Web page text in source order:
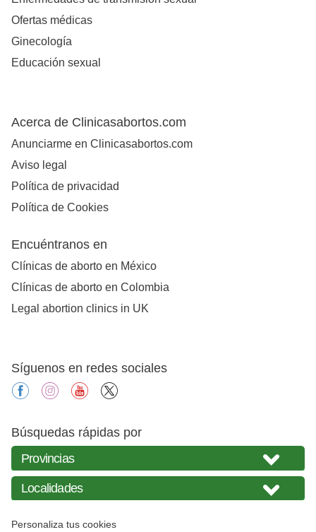
Ofertas médicas
Ginecología
Educación sexual
Acerca de Clinicasabortos.com
Anunciarme en Clinicasabortos.com
Aviso legal
Política de privacidad
Política de Cookies
Encuéntranos en
Clínicas de aborto en México
Clínicas de aborto en Colombia
Legal abortion clinics in UK
Síguenos en redes sociales
facebookinstagramyoutube
Búsquedas rápidas por
Personaliza tus cookies